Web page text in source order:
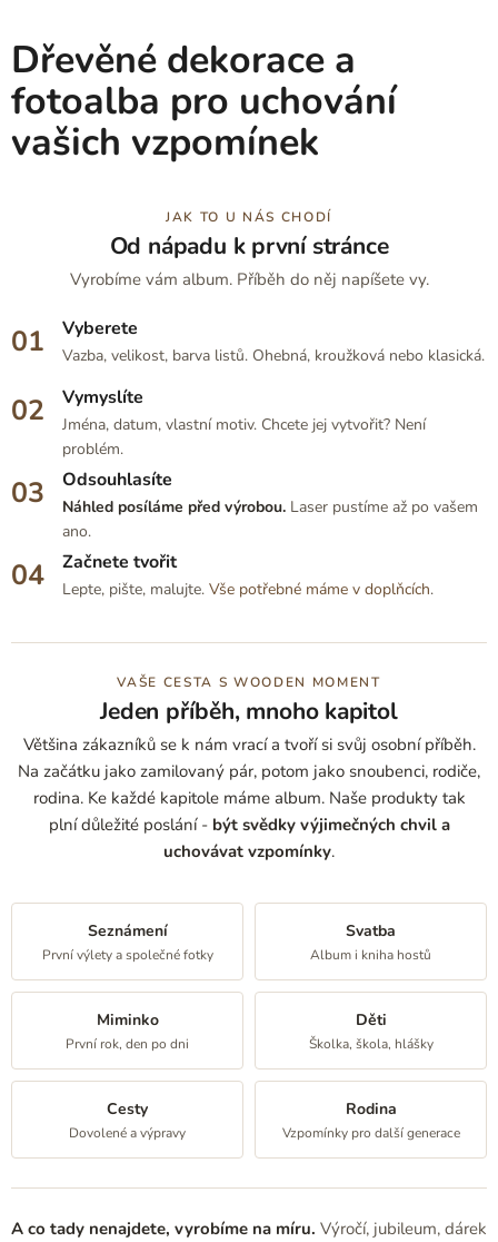
Dřevěné dekorace a
fotoalba pro uchování
vašich vzpomínek
JAK TO U NÁS CHODÍ
Od nápadu k první stránce
Vyrobíme vám album. Příběh do něj napíšete vy.
Vyberete
Vazba, velikost, barva listů. Ohebná, kroužková nebo klasická.
Vymyslíte
Jména, datum, vlastní motiv. Chcete jej vytvořit? Není
problém.
Odsouhlasíte
Náhled posíláme před výrobou. Laser pustíme až po vašem
ano.
Začnete tvořit
Lepte, pište, malujte. Vše potřebné máme v doplňcích.
VAŠE CESTA S WOODEN MOMENT
Jeden příběh, mnoho kapitol
Většina zákazníků se k nám vrací a tvoří si svůj osobní příběh.
Na začátku jako zamilovaný pár, potom jako snoubenci, rodiče,
rodina. Ke každé kapitole máme album. Naše produkty tak
plnídůležité poslání - být svědky výjimečných chvil a
uchovávat vzpomínky.
Seznámení
První výlety a společné fotky
Svatba
Album i kniha hostů
Miminko
První rok, den po dni
Děti
Školka, škola, hlášky
Cesty
Dovolené a výpravy
Rodina
Vzpomínky pro další generace
A co tady nenajdete, vyrobíme na míru. Výročí, jubileum, dárek